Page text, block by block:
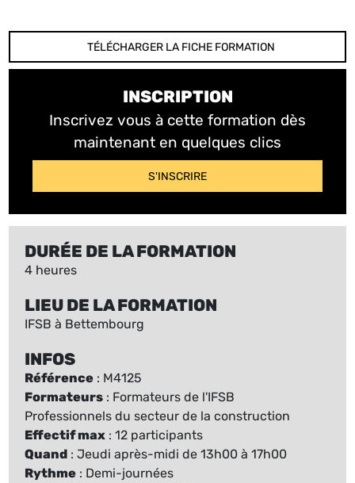
TÉLÉCHARGER LA FICHE FORMATION
INSCRIPTION
Inscrivez vous à cette formation dès
maintenant en quelques clics
S'INSCRIRE
DURÉE DE LA FORMATION
4 heures
LIEU DE LA FORMATION
IFSB à Bettembourg
INFOS
Référence : M4125
Formateurs : Formateurs de l'IFSB
Professionnels du secteur de la construction
Effectif max : 12 participants
Quand : Jeudi après-midi de 13h00 à 17h00
Rythme : Demi-journées